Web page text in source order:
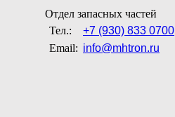
Отдел запасных частей
Тел.:
+7 (930) 833 0700
Email: info@mhtron.ru